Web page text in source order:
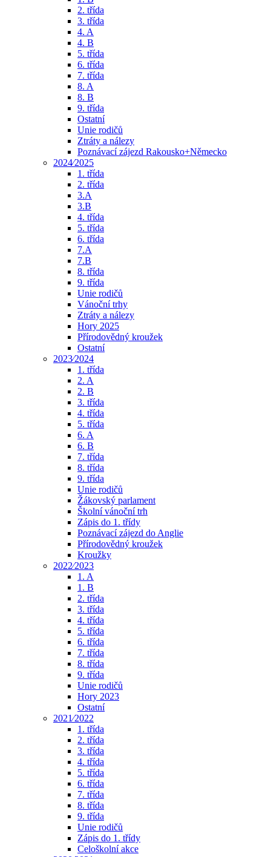
2. třída
3. třída
4. A
4. B
5. třída
6. třída
7. třída
8. A
8. B
9. třída
Ostatní
Unie rodičů
Ztráty a nálezy
Poznávací zájezd Rakousko+Německo
2024⁄2025
1. třída
2. třída
3.A
3.B
4. třída
5. třída
6. třída
7.A
7.B
8. třída
9. třída
Unie rodičů
Vánoční trhy
Ztráty a nálezy
Hory 2025
Přírodovědný kroužek
Ostatní
2023⁄2024
1. třída
2. A
2. B
3. třída
4. třída
5. třída
6. A
6. B
7. třída
8. třída
9. třída
Unie rodičů
Žákovský parlament
Školní vánoční trh
Zápis do 1. třídy
Poznávací zájezd do Anglie
Přírodovědný kroužek
Kroužky
2022⁄2023
1. A
1. B
2. třída
3. třída
4. třída
5. třída
6. třída
7. třída
8. třída
9. třída
Unie rodičů
Hory 2023
Ostatní
2021⁄2022
1. třída
2. třída
3. třída
4. třída
5. třída
6. třída
7. třída
8. třída
9. třída
Unie rodičů
Zápis do 1. třídy
Celoškolní akce